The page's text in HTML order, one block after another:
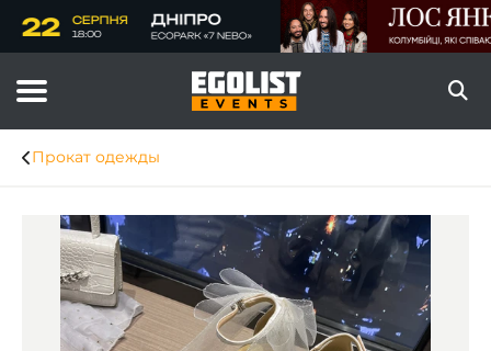
Прокат одежды